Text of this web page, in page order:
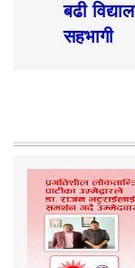
बढी
सहभागी